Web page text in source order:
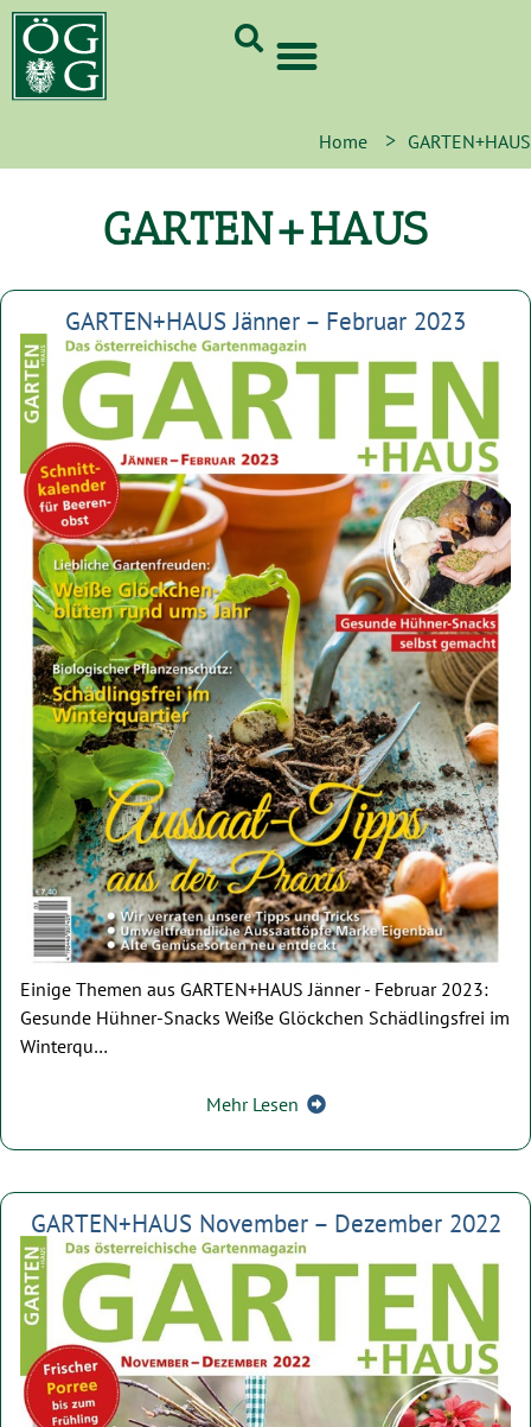
Home > GARTEN+HAUS
GARTEN+HAUS
GARTEN+HAUS Jänner – Februar 2023
Einige Themen aus GARTEN+HAUS Jänner - Februar 2023:
Gesunde Hühner-Snacks Weiße Glöckchen Schädlingsfrei im
Winterqu…
Mehr Lesen
GARTEN+HAUS November – Dezember 2022